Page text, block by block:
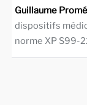
Guillaume Promé
dispositifs
norme XP S99-